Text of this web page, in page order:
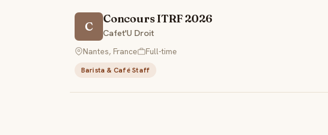
C
Concours ITRF 2026
Cafet'U Droit
Nantes, France
Full-time
Barista & Café Staff